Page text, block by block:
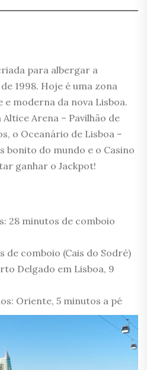
para albergar a
1998. Hoje é uma zona
e moderna da nova Lisboa.
Arena – Pavilhão de
o Oceanário de Lisboa –
bonito do mundo e o Casino
ganhar o Jackpot!
28 minutos de comboio
de comboio (Cais do Sodré)
Delgado em Lisboa, 9
Oriente, 5 minutos a pé